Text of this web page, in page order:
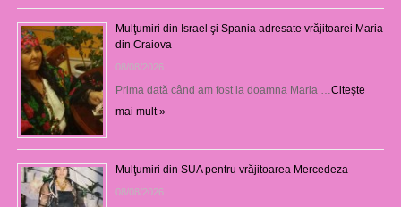
Mulţumiri din Israel şi Spania adresate vrăjitoarei Maria
din Craiova
08/08/2026
Prima dată când am fost la doamna Maria … Citeşte
mai mult »
Mulţumiri din SUA pentru vrăjitoarea Mercedeza
08/08/2026